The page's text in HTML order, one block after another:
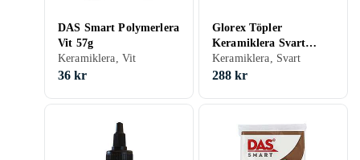
DAS Smart Polymerlera
Vit 57g
Keramiklera, Vit
36 kr
Glorex Töpler
Keramiklera Svart
5000g
Keramiklera, Svart
288 kr